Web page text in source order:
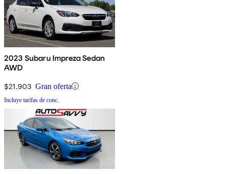
2023 Subaru Impreza Sedan
AWD
$21,903 Gran oferta
Incluye tarifas de conc.